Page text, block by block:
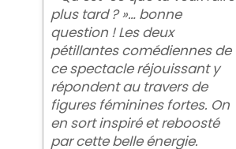
plus tard ? »… bonne
question ! Les deux
pétillantes comédiennes de
ce spectacle réjouissant y
répondent au travers de
figures féminines fortes. On
en sort inspiré et reboosté
par cette belle énergie.